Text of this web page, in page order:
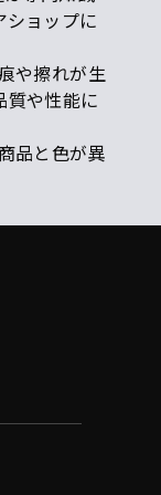
ショップに
や擦れが生
質や性能に
品と色が異